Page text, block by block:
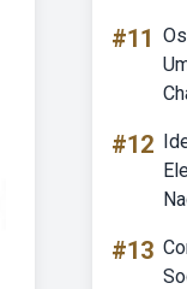
#11
#12
#13